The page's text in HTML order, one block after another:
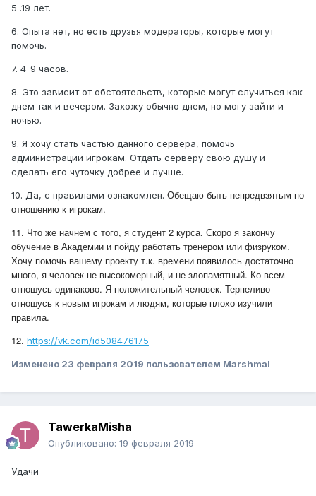
5 .19 лет.
6. Опыта нет, но есть друзья модераторы, которые могут
помочь.
7. 4-9 часов.
8. Это зависит от обстоятельств, которые могут случиться как
днем так и вечером. Захожу обычно днем, но могу зайти и
ночью.
9. Я хочу стать частью данного сервера, помочь
администрации игрокам. Отдать серверу свою душу и
сделать его чуточку добрее и лучше.
10. Да, с правилами ознакомлен. Обещаю быть непредвзятым по
отношению к игрокам.
11. Что же начнем с того, я студент 2 курса. Скоро я закончу
обучение в Академии и пойду работать тренером или физруком.
Хочу помочь вашему проекту т.к. времени появилось достаточно
много, я человек не высокомерный, и не злопамятный. Ко всем
отношусь одинаково. Я положительный человек. Терпеливо
отношусь к новым игрокам и людям, которые плохо изучили
правила.
12. https://vk.com/id508476175
Изменено 23 февраля 2019 пользователем Marshmal
TawerkaMisha
Опубликовано: 19 февраля 2019
Удачи